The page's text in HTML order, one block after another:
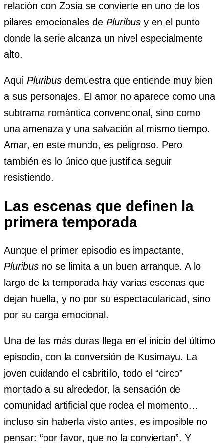
relación con Zosia se convierte en uno de los
pilares emocionales de Pluribus y en el punto
donde la serie alcanza un nivel especialmente
alto.
Aquí Pluribus demuestra que entiende muy bien
a sus personajes. El amor no aparece como una
subtrama romántica convencional, sino como
una amenaza y una salvación al mismo tiempo.
Amar, en este mundo, es peligroso. Pero
también es lo único que justifica seguir
resistiendo.
Las escenas que definen la
primera temporada
Aunque el primer episodio es impactante,
Pluribus no se limita a un buen arranque. A lo
largo de la temporada hay varias escenas que
dejan huella, y no por su espectacularidad, sino
por su carga emocional.
Una de las más duras llega en el inicio del último
episodio, con la conversión de Kusimayu. La
joven cuidando el cabritillo, todo el “circo”
montado a su alrededor, la sensación de
comunidad artificial que rodea el momento…
incluso sin haberla visto antes, es imposible no
pensar: “por favor, que no la conviertan”. Y